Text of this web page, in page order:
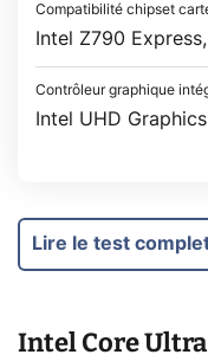
Compatibilité chipset
Intel Z790
Contrôleur graphique
Intel UHD
Lire le test
Intel Core